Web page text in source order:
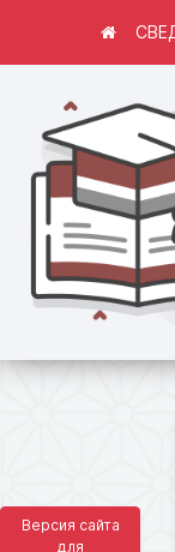
Версия сайта
для